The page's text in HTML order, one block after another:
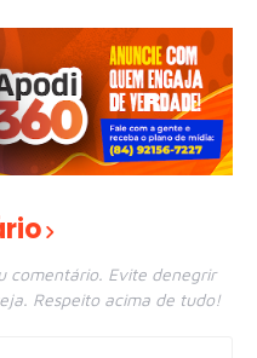
comentário. Evite denegrir
Respeito acima de tudo!